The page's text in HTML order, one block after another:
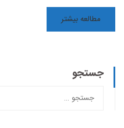
مطالعه بیشتر
جستجو